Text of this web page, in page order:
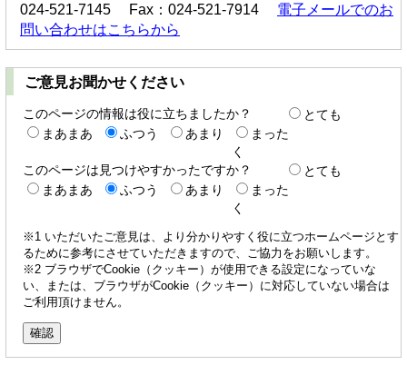
024-521-7145 Fax：024-521-7914 電子メールでのお
問い合わせはこちらから
ご意見お聞かせください
このページの情報は役に立ちましたか？
とても
まあまあ
ふつう あまり
まった
く
このページは見つけやすかったですか？
とても
まあまあ
ふつう あまり
まった
く
※1 いただいたご意見は、より分かりやすく役に立つホームページとす
るために参考にさせていただきますので、ご協力をお願いします。
※2 ブラウザでCookie（クッキー）が使用できる設定になっていな
い、または、ブラウザがCookie（クッキー）に対応していない場合は
ご利用頂けません。